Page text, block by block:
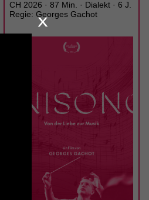
CH 2026 · 87 Min. · Dialekt · 6 J.
Regie: Georges Gachot